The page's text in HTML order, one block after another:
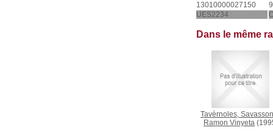
13010000027150
UES2234
Dans le même
Tavèrnoles,
Ramon Vinyeta